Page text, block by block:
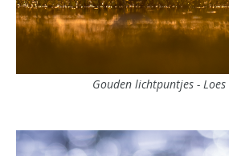
Gouden lichtpuntjes - Loes